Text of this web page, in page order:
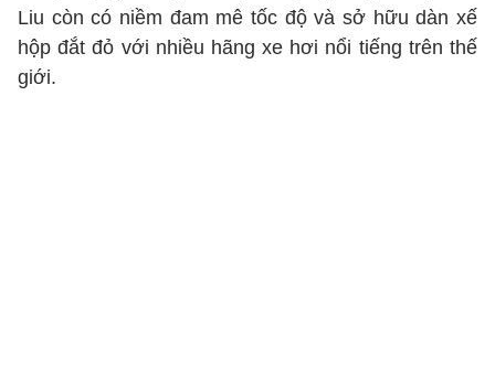
Liu còn có niềm đam mê tốc độ và sở hữu dàn xế
hộp đắt đỏ với nhiều hãng xe hơi nổi tiếng trên thế
giới.